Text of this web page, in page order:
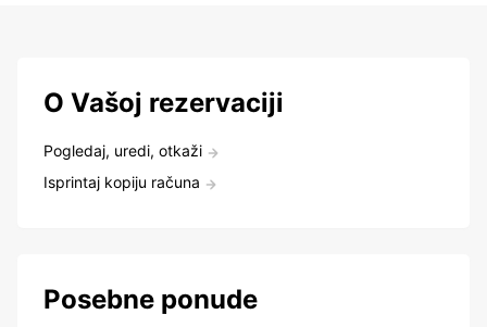
O Vašoj rezervaciji
Pogledaj, uredi, otkaži
Isprintaj kopiju računa
Posebne ponude